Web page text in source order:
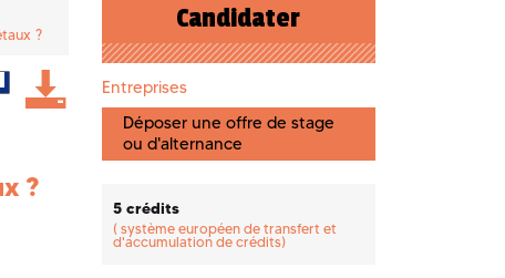
?
?
Candidater
Entreprises
Déposer une offre de stage
ou d'alternance
5 crédits
( système européen de transfert et
d'accumulation de crédits)